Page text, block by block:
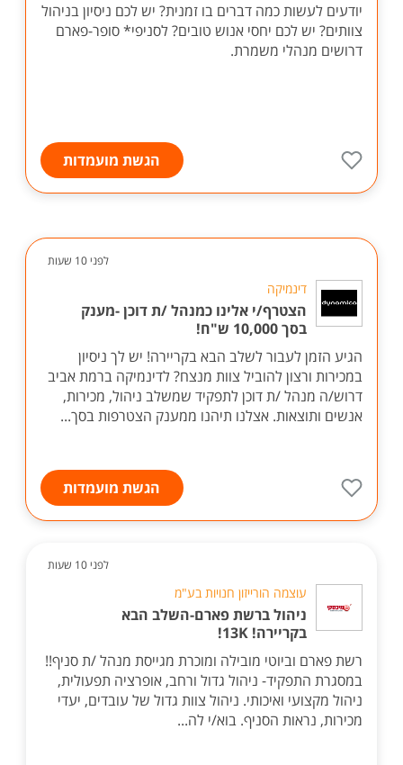
יודעים לעשות כמה דברים בו זמנית? יש לכם ניסיון בניהול
צוותים? יש לכם יחסי אנוש טובים? לסניפי* סופר-פארם
דרושים מנהלי משמרת.
הגשת מועמדות
לפני 10 שעות
דינמיקה
הצטרף/י אלינו כמנהל /ת דוכן -מענק
בסך 10,000 ש"ח!
הגיע הזמן לעבור לשלב הבא בקריירה! יש לך ניסיון
במכירות ורצון להוביל צוות מנצח? לדינמיקה ברמת אביב
דרוש/ה מנהל /ת דוכן לתפקיד שמשלב ניהול, מכירות,
אנשים ותוצאות. אצלנו תיהנו ממענק הצטרפות בסך...
הגשת מועמדות
לפני 10 שעות
עוצמה הורייזון חנויות בע"מ
ניהול ברשת פארם-השלב הבא
בקריירה! 13K!
רשת פארם וביוטי מובילה ומוכרת מגייסת מנהל /ת סניף!!
במסגרת התפקיד- ניהול גדול ורחב, אופרציה תפעולית,
ניהול מקצועי ואיכותי. ניהול צוות גדול של עובדים, יעדי
מכירות, נראות הסניף. בוא/י לה...